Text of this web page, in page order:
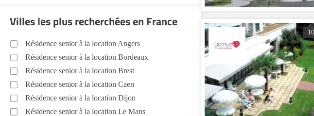
10
Villes les plus recherchées en France
Résidence senior à la location Angers
Résidence senior à la location Bordeaux
Résidence senior à la location Brest
Résidence senior à la location Caen
Résidence senior à la location Dijon
Résidence senior à la location Le Mans